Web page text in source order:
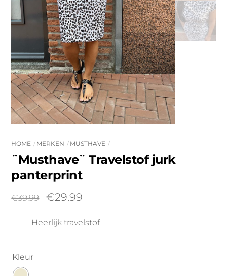
HOME MERKEN MUSTHAVE
¨Musthave¨ Travelstof jurk
panterprint
€39.99
Oorspronkelijke
was:
€29.99Huidige
is:
Heerlijk travelstof
Kleur